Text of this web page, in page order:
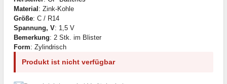
Material: Zink-Kohle
Größe: C / R14
Spannung, V: 1,5 V
Bemerkung: 2 Stk. im Blister
Form: Zylindrisch
Produkt ist nicht verfügbar